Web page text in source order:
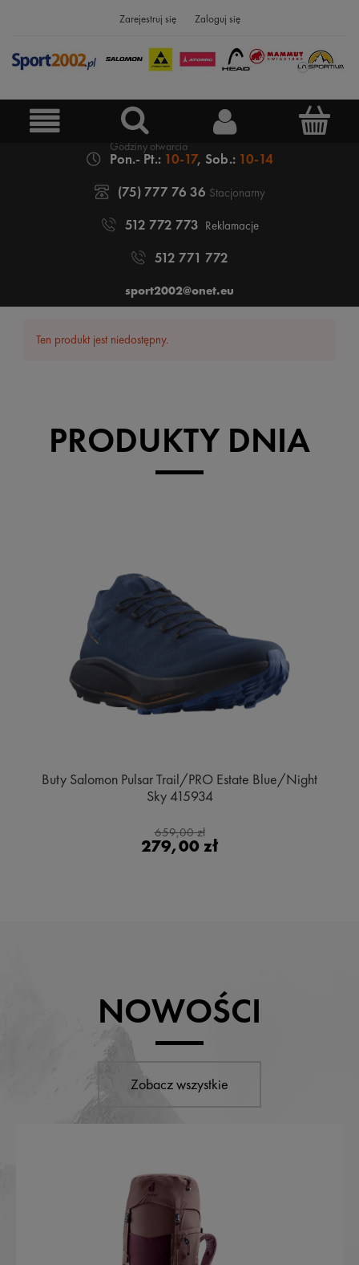
Zarejestruj się Zaloguj się
Pon.- Pt.: 10-17, Sob.: 10-14
(75) 777 76 36 Stacjonarny
512 772 773 Reklamacje
512 771 772
sport2002@onet.eu
Ten produkt jest niedostępny.
PRODUKTY DNIA
Buty Salomon Pulsar Trail/PRO Estate Blue/Night
Sky 415934
659,00 zł
279,00 zł
NOWOŚCI
Zobacz wszystkie